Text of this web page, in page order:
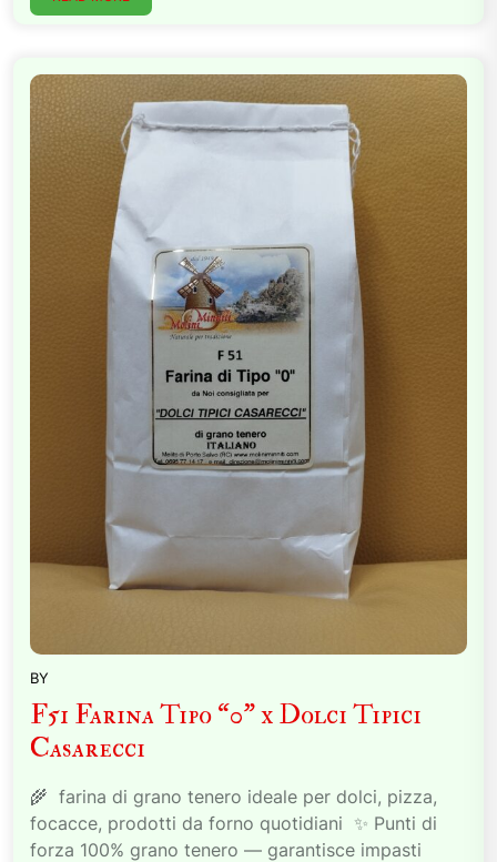
BY
F51 Farina Tipo “0” x Dolci Tipici
Casarecci
🌾 farina di grano tenero ideale per dolci, pizza,
focacce, prodotti da forno quotidiani ✨ Punti di
forza 100% grano tenero — garantisce impasti